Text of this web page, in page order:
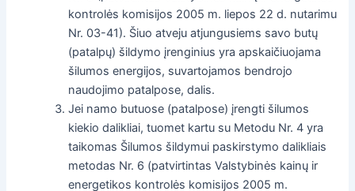
kontrolės komisijos 2005 m. liepos 22 d. nutarimu
Nr. 03-41). Šiuo atveju atjungusiems savo butų
(patalpų) šildymo įrenginius yra apskaičiuojama
šilumos energijos, suvartojamos bendrojo
naudojimo patalpose, dalis.
Jei namo butuose (patalpose) įrengti šilumos
kiekio dalikliai, tuomet kartu su Metodu Nr. 4 yra
taikomas Šilumos šildymui paskirstymo dalikliais
metodas Nr. 6 (patvirtintas Valstybinės kainų ir
energetikos kontrolės komisijos 2005 m.